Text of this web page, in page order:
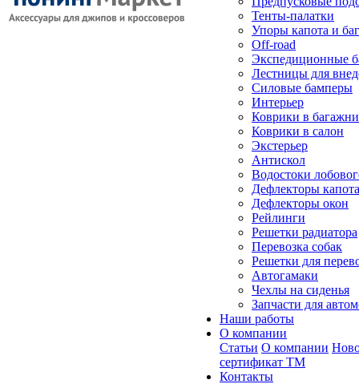
Тенты-палатки
Упоры капота и
Off-road
Экспедиционные
Лестницы для
Силовые бамперы
Интерьер
Коврики в
Коврики в салон
Экстерьер
Антискол
Водостоки
Дефлекторы капота
Дефлекторы окон
Рейлинги
Решетки радиатора
Перевозка собак
Решетки для
Автогамаки
Чехлы на сиденья
Запчасти для
Наши работы
О компании
Статьи О компании
сертификат ТМ
Контакты